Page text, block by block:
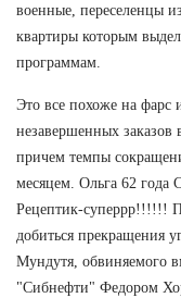
военные, переселенцы
квартиры которым
программам.
Это все похоже на фарс
незавершенных заказов
причем темпы
месяцем. Ольга 62 года
Рецептик-суперрр!!!!!!
добиться прекращения
Мундутя, обвиняемого
"Сибнефти" Федором